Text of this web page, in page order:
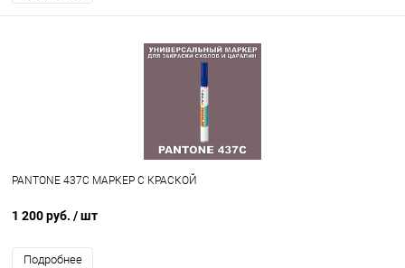
PANTONE 437C МАРКЕР С КРАСКОЙ
1 200 руб. / шт
Подробнее